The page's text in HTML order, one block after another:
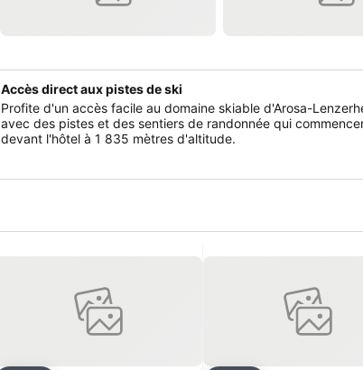
Accès direct aux pistes de ski
Profite d'un accès facile au domaine skiable d'Arosa-
avec des pistes et des sentiers de randonnée qui
devant l'hôtel à 1 835 mètres d'altitude.